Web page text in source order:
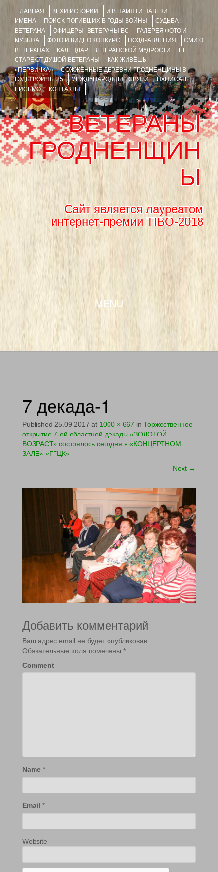
ГЛАВНАЯ ВЕХИ ИСТОРИИ
И В ПАМЯТИ НАВЕКИ
ИМЕНА
ПОИСК ПОГИБШИХ В ГОДЫ ВОЙНЫ
СУДЬБА
ВЕТЕРАНА
ОФИЦЕРЫ- ВЕТЕРАНЫ ВС
ГАЛЕРЕЯ ФОТО И
МУЗЫКА
ФОТО И ВИДЕО КОНКУРС ПОЗДРАВЛЕНИЯ
СМИ О
ВЕТЕРАНАХ
КАЛЕНДАРЬ ВЕТЕРАНСКОЙ МУДРОСТИ
НЕ
СТАРЕЮТ ДУШОЙ ВЕТЕРАНЫ
КАК ЖИВЁШЬ
«ПЕРВИЧКА»
СОЖЖЁННЫЕ ДЕРЕВНИ ГРОДНЕНЩИНЫ В
ГОДЫ ВОЙНЫ 35
МЕЖДУНАРОДНЫЕ СВЯЗИ
НАПИСАТЬ
ПИСЬМО
КОНТАКТЫ
ВЕТЕРАНЫ
ГРОДНЕНЩИН
Ы
Сайт является лауреатом
интернет-премии TIBO-2018
MENU
SKIP TO CONTENT
7 декада-1
Published 25.09.2017 at 1000 × 667 in Торжественное
открытие 7-ой областной декады «ЗОЛОТОЙ
ВОЗРАСТ» состоялось сегодня в «КОНЦЕРТНОМ
ЗАЛЕ» «ГГЦК»
Next →
Добавить комментарий
Ваш адрес email не будет опубликован.
Обязательные поля помечены *
Comment
Name *
Email *
Website